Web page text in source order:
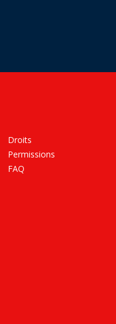
Droits
Permissions
FAQ